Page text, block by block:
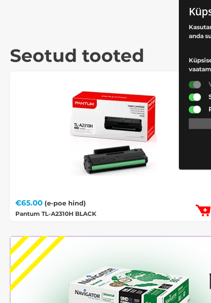
Seotud tooted
€65.00 (e-poe hind)
Pantum TL-A2310H BLACK
anda